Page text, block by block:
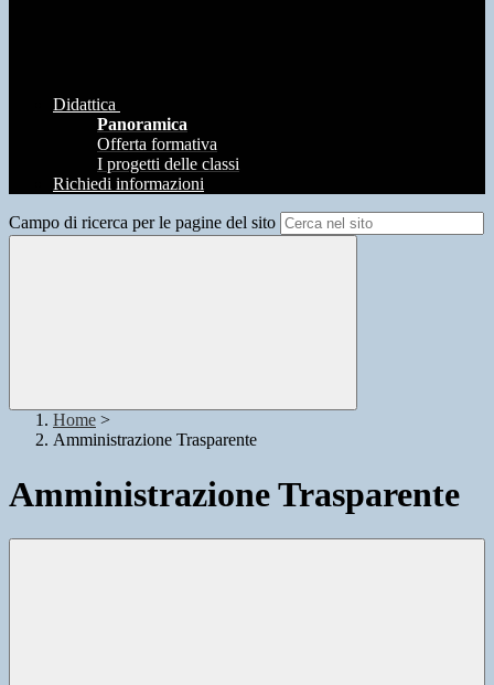
Didattica
Panoramica
Offerta formativa
I progetti delle classi
Richiedi informazioni
Campo di ricerca per le pagine del sito
Home >
Amministrazione Trasparente
Amministrazione Trasparente